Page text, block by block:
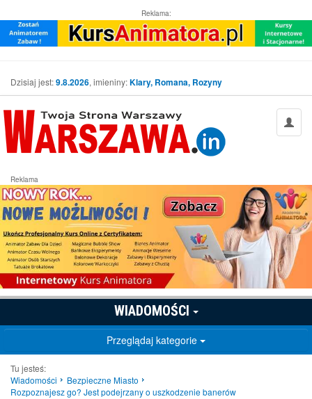
Reklama:
Dzisiaj jest:9.8.2026, imieniny:Klary, Romana, Rozyny
Reklama
WIADOMOŚCI
Przeglądaj kategorie
Tu jesteś:
Wiadomości
Bezpieczne Miasto
Rozpoznajesz go? Jest podejrzany o uszkodzenie banerów